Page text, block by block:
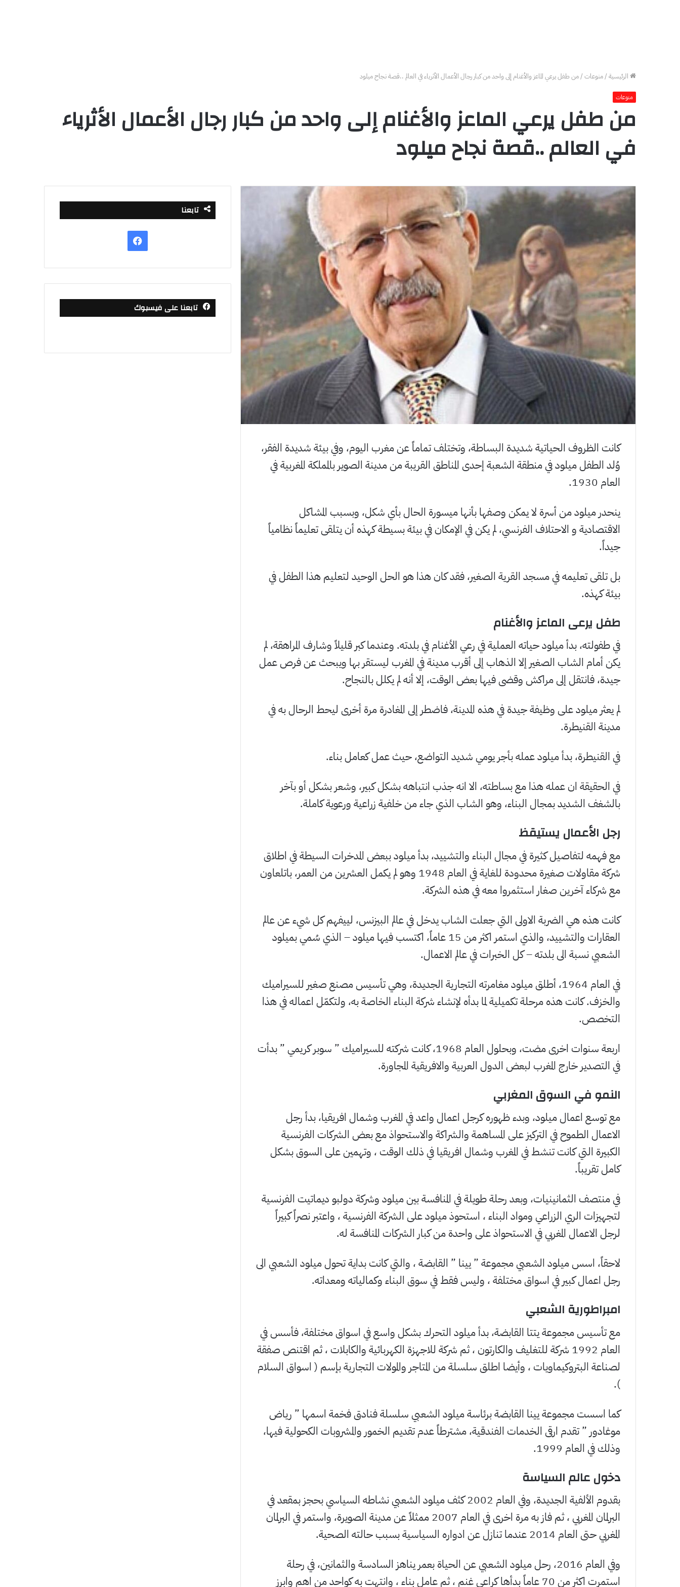
الرئيسية/منوعات/من طفل يرعي الماعز والأغنام إلى واحد من كبار رجال الأعمال الأثرياء في العالم ..قصة نجاح ميلود
منوعات
من طفل يرعي الماعز والأغنام إلى واحد من كبار رجال الأعمال الأثرياء
في العالم ..قصة نجاح ميلود
كانت الظروف الحياتية شديدة البساطة، وتختلف تماماً عن مغرب اليوم، وفي بيئة شديدة الفقر،
وُلد الطفل ميلود في منطقة الشعبة إحدى المناطق القريبة من مدينة الصوير بالمملكة المغربية في
العام 1930.
ينحدر ميلود من أسرة لا يمكن وصفها بأنها ميسورة الحال بأي شكل، وبسبب المشاكل
الاقتصادية و الاحتلاف الفرنسي، لم يكن في الإمكان في بيئة بسيطة كهذه أن يتلقى تعليماً نظامياً
جيداً.
بل تلقى تعليمه في مسجد القرية الصغير، فقد كان هذا هو الحل الوحيد لتعليم هذا الطفل في
بيئة كهذه.
طفل يرعى الماعز والأغنام
في طفولته، بدأ ميلود حياته العملية في رعي الأغنام في بلدته. وعندما كبر قليلاً وشارف المراهقة، لم
يكن أمام الشاب الصغير إلا الذهاب إلى أقرب مدينة في المغرب ليستقر بها ويبحث عن فرص عمل
جيدة، فانتقل إلى مراكش وقضى فيها بعض الوقت، إلا أنه لم يكلل بالنجاح.
لم يعثر ميلود على وظيفة جيدة في هذه المدينة، فاضطر إلى المغادرة مرة أخرى ليحط الرحال به في
مدينة القنيطرة.
في القنيطرة، بدأ ميلود عمله بأجر يومي شديد التواضع، حيث عمل كعامل بناء.
في الحقيقة ان عمله هذا مع بساطته، الا انه جذب انتباهه بشكل كبير، وشعر بشكل أو بآخر
بالشغف الشديد بمجال البناء، وهو الشاب الذي جاء من خلفية زراعية ورعوية كاملة.
رجل الأعمال يستيقظ
مع فهمه لتفاصيل كثيرة في مجال البناء والتشييد، بدأ ميلود ببعض المدخرات السيطة في اطلاق
شركة مقاولات صغيرة محدودة للغاية في العام 1948 وهو لم يكمل العشرين من العمر، باتلعاون
مع شركاء آخرين صغار استثمروا معه في هذه الشركة.
كانت هذه هي الضربة الاولى التي جعلت الشاب يدخل في عالم البيزنس، لييفهم كل شيء عن عالم
العقارات والتشييد، والذي استمر اكثر من 15 عاماً، اكتسب فيها ميلود – الذي سُمي بميلود
الشعبي نسبة الى بلدته – كل الخبرات في عالم الاعمال.
في العام 1964، أطلق ميلود مغامرته التجارية الجديدة، وهي تأسيس مصنع صغير للسيراميك
والخزف. كانت هذه مرحلة تكميلية لما بدأه لإنشاء شركة البناء الخاصة به، ولتكمّل اعماله في هذا
التخصص.
اربعة سنوات اخرى مضت، وبحلول العام 1968، كانت شركته للسيراميك ” سوبر كريمي ” بدأت
في التصدير خارج المغرب لبعض الدول العربية والافريقية المجاورة.
النمو في السوق المغربي
مع توسع اعمال ميلود، وبدء ظهوره كرجل اعمال واعد في المغرب وشمال افريقيا، بدأ رجل
الاعمال الطموح في التركيز على المساهمة والشراكة والاستحواذ مع بعض الشركات الفرنسية
الكبيرة التي كانت تنشط في المغرب وشمال افريقيا في ذلك الوقت ، وتهمين على السوق بشكل
كامل تقريباً.
في منتصف الثمانينيات، وبعد رحلة طويلة في المنافسة بين ميلود وشركة دولبو ديماتيت الفرنسية
لتجهيزات الري الزراعي ومواد البناء ، استحوذ ميلود على الشركة الفرنسية ، واعتبر نصراً كبيراً
لرجل الاعمال المغربي في الاستحواذ على واحدة من كبار الشركات المنافسة له.
لاحقاً، اسس ميلود الشعبي مجموعة ” يينا ” القابضة ، والتي كانت بداية تحول ميلود الشعبي الى
رجل اعمال كبير في اسواق مختلفة ، وليس فقط في سوق البناء وكمالياته ومعداته.
امبراطورية الشعبي
مع تأسيس مجموعة يتتا القابضة، بدأ ميلود التحرك بشكل واسع في اسواق مختلفة، فأسس في
العام 1992 شركة للتغليف والكارتون ، ثم شركة للاجهزة الكهربائية والكابلات ، ثم اقتنص صفقة
لصناعة البتروكيماويات ، وأيضا اطلق سلسلة من المتاجر والمولات التجارية بإسم ( اسواق السلام
).
كما اسست مجموعة يينا القابضة برئاسة ميلود الشعبي سلسلة فنادق فخمة اسمها ” رياض
موغادور ” تقدم ارقى الخدمات الفندقية، مشترطاً عدم تقديم الخمور والمشروبات الكحولية فيها،
وذلك في العام 1999.
دخول عالم السياسة
بقدوم الألفية الجديدة، وفي العام 2002 كثف ميلود الشعبي نشاطه السياسي بحجز بمقعد في
البرلمان المغربي ، ثم فاز به مرة اخرى في العام 2007 ممثلاً عن مدينة الصويرة، واستمر في البرلمان
المغربي حتى العام 2014 عندما تنازل عن ادواره السياسية بسبب حالته الصحية.
وفي العام 2016، رحل ميلود الشعبي عن الحياة بعمر يناهز السادسة والثمانين، في رحلة
استمرت اكثر من 70 عاماً بدأها كراعي غنم ، ثم عامل بناء ، وانتهت به كواحد من اهم وابرز
تابعنا
فيسبوك
تابعنا على فيسبوك